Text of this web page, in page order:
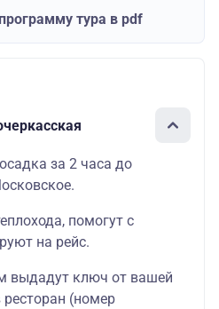
тура в pdf
за 2 часа до
помогут с
на рейс.
выдадут ключ от вашей
(номер